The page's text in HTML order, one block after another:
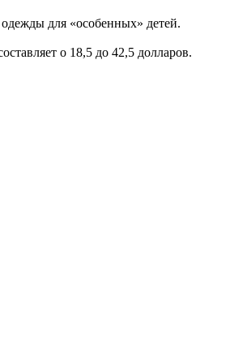
для «особенных» детей.
о 18,5 до 42,5 долларов.